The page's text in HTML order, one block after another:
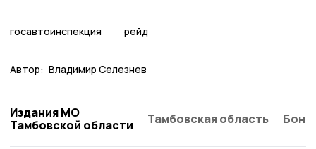
госавтоинспекция рейд
Автор: Владимир Селезнев
Издания МО
Тамбовской области
Тамбовская область